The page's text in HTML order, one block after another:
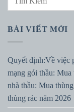
BÀI VIẾT MỚI
Quyết định:Về việc
mạng gói thầu: Mua
nhà thầu: Mua
thùng rác năm 2026